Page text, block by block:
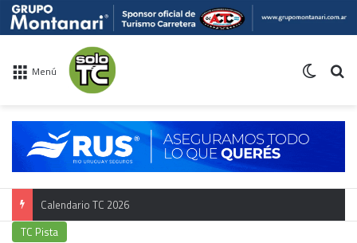
Menú
Calendario TC 2026
TC Pista